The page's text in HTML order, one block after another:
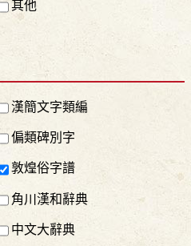
其他
漢簡文字類編
偏類碑別字
敦煌俗字譜
角川漢和辭典
中文大辭典